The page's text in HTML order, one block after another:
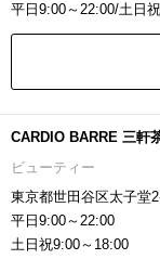
平日9:00～22:00/土日
CARDIO BARRE 三軒
ビューティー
東京都世田谷区太子堂
平日9:00～22:00
土日祝9:00～18:00